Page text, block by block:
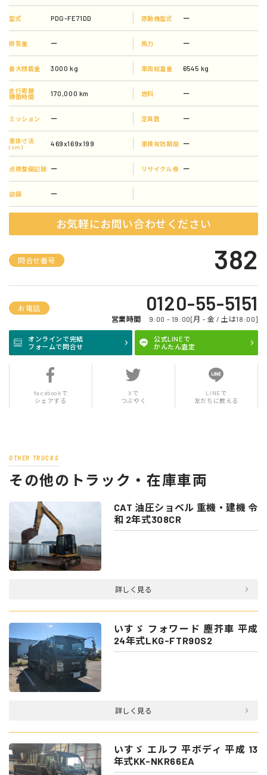
型式 PDG-FE71DD 原動機型式 ー
排気量 ー 馬力 ー
最大積載量 3000 kg 車両総重量 6545 kg
走行距離
稼働時間
170,000 km 燃料 ー
ミッション ー 定員数 ー
車体寸法
(cm)
469x169x199 車検有効期限 ー
点検整備記録 ー リサイクル券 ー
装備 ー
お気軽にお問い合わせください
問合せ番号 382
お電話 0120-55-5151
営業時間 9:00 - 19:00[月 - 金 / 土は18:00]
オンラインで完結
フォームで問合せ
公式LINEで
かんたん査定
facebookで
シェアする
Xで
つぶやく
LINEで
友だちに教える
OTHER TRUCKS
その他のトラック・在庫車両
CAT 油圧ショベル 重機・建機 令
和 2年式308CR
詳しく見る
いすゞ フォワード 塵芥車 平成
24年式LKG-FTR90S2
詳しく見る
いすゞ エルフ 平ボディ 平成 13
年式KK-NKR66EA